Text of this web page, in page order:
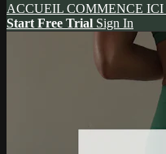
ACCUEIL COMMENCE ICI
Start Free Trial Sign In